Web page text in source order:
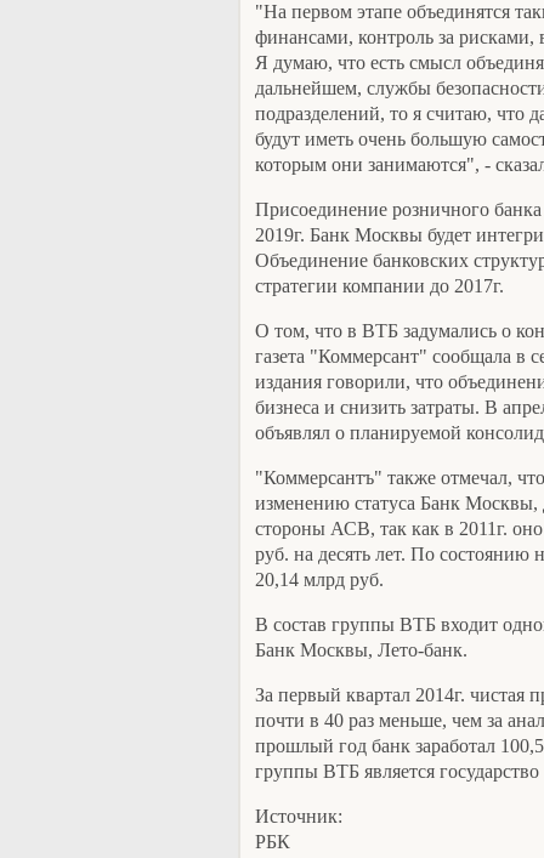
"На первом этапе объединятся
финансами, контроль за
Я думаю, что есть смысл
дальнейшем, службы
подразделений, то я считаю, что
будут иметь очень большую
которым они занимаются", -
Присоединение розничного
2019г. Банк Москвы будет
Объединение банковских
стратегии компании до 2017г.
О том, что в ВТБ задумались о
газета "Коммерсант" сообщала в
издания говорили, что
бизнеса и снизить затраты. В
объявлял о планируемой
"Коммерсантъ" также отмечал,
изменению статуса Банк
стороны АСВ, так как в 2011г.
руб. на десять лет. По состоянию
20,14 млрд руб.
В состав группы ВТБ входит
Банк Москвы, Лето-банк.
За первый квартал 2014г.
почти в 40 раз меньше, чем за
прошлый год банк заработал
группы ВТБ является
Источник:
РБК